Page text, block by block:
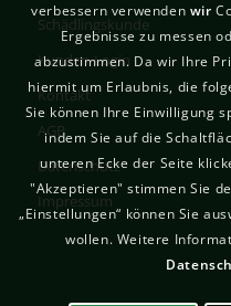
Schädlingskunde
Kunden-Login
Kontakt
AGB
Datenschutz
Impressum
verbessern verwenden wir
Ergebnisse zu messen
abzustimmen. Da wir Ihre
hiermit um Erlaubnis, die
Sie können Ihre Einwilligung
indem Sie auf die
unteren Ecke der Seite
"Akzeptieren" stimmen Sie
„Einstellungen“ können Sie
wollen. Weitere